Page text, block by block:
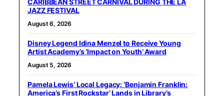
CARIBBEAN STREET CARNIVAL DURING THE LA
JAZZ FESTIVAL
August 6, 2026
Disney Legend Idina Menzel to Receive Young
Artist Academy’s ‘Impact on Youth’ Award
August 5, 2026
Pamela Lewis’ Local Legacy: ‘Benjamin Franklin:
America’s First Rockstar’ Lands in Library’s